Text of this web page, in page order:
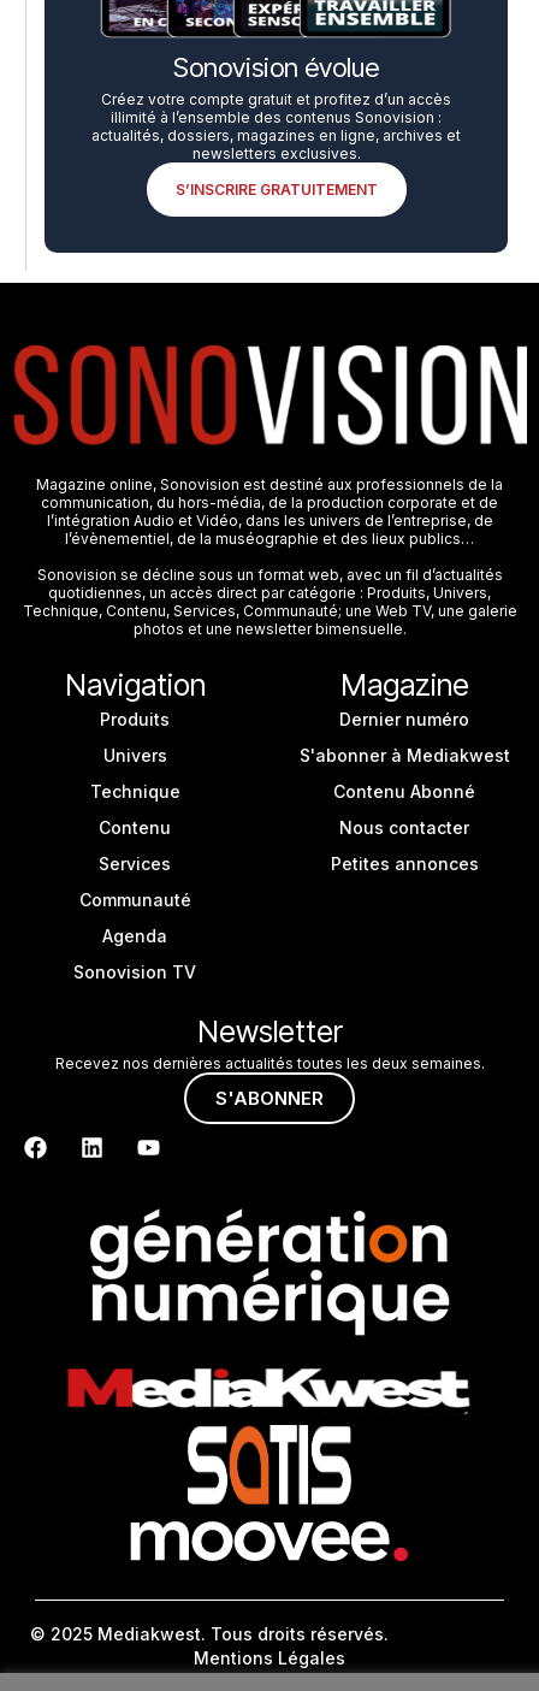
Sonovision évolue
Créez votre compte gratuit et profitez d’un accès
illimité à l’ensemble des contenus Sonovision :
actualités, dossiers, magazines en ligne, archives et
newsletters exclusives.
S’INSCRIRE GRATUITEMENT
Magazine online, Sonovision est destiné aux professionnels de la
communication, du hors-média, de la production corporate et de
l’intégration Audio et Vidéo, dans les univers de l’entreprise, de
l’évènementiel, de la muséographie et des lieux publics…
Sonovision se décline sous un format web, avec un fil d’actualités
quotidiennes, un accès direct par catégorie : Produits, Univers,
Technique, Contenu, Services, Communauté; une Web TV, une galerie
photos et une newsletter bimensuelle.
Navigation
Produits
Univers
Technique
Contenu
Services
Communauté
Agenda
Sonovision TV
Magazine
Dernier numéro
S'abonner à Mediakwest
Contenu Abonné
Nous contacter
Petites annonces
Newsletter
Recevez nos dernières actualités toutes les deux semaines.
S'ABONNER
© 2025 Mediakwest. Tous droits réservés.
Mentions Légales